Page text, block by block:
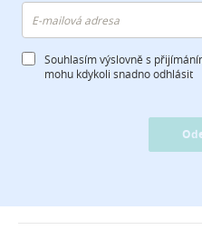
Souhlasím výslovně s
mohu kdykoli snadno odhlásit